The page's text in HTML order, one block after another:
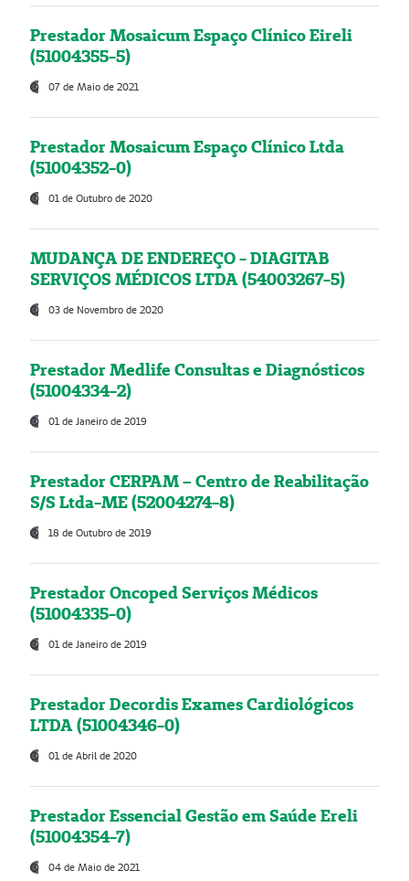
Prestador Mosaicum Espaço Clínico Eireli
(51004355-5)
07 de Maio de 2021
Prestador Mosaicum Espaço Clínico Ltda
(51004352-0)
01 de Outubro de 2020
MUDANÇA DE ENDEREÇO - DIAGITAB
SERVIÇOS MÉDICOS LTDA (54003267-5)
03 de Novembro de 2020
Prestador Medlife Consultas e Diagnósticos
(51004334-2)
01 de Janeiro de 2019
Prestador CERPAM – Centro de Reabilitação
S/S Ltda-ME (52004274-8)
18 de Outubro de 2019
Prestador Oncoped Serviços Médicos
(51004335-0)
01 de Janeiro de 2019
Prestador Decordis Exames Cardiológicos
LTDA (51004346-0)
01 de Abril de 2020
Prestador Essencial Gestão em Saúde Ereli
(51004354-7)
04 de Maio de 2021